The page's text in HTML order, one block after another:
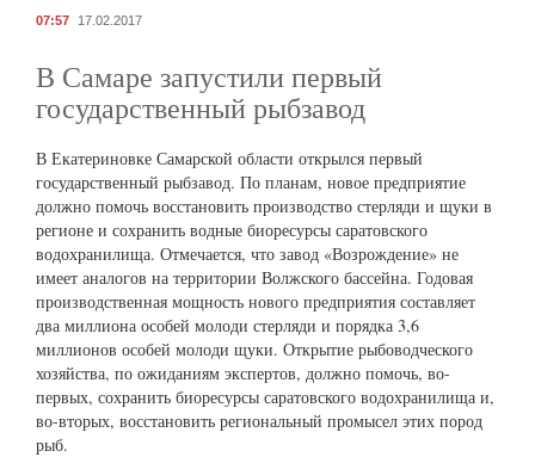
07:57 17.02.2017
В Самаре запустили первый
государственный рыбзавод
В Екатериновке Самарской области открылся первый
государственный рыбзавод. По планам, новое предприятие
должно помочь восстановить производство стерляди и щуки в
регионе и сохранить водные биоресурсы саратовского
водохранилища. Отмечается, что завод «Возрождение» не
имеет аналогов на территории Волжского бассейна. Годовая
производственная мощность нового предприятия составляет
два миллиона особей молоди стерляди и порядка 3,6
миллионов особей молоди щуки. Открытие рыбоводческого
хозяйства, по ожиданиям экспертов, должно помочь, во-
первых, сохранить биоресурсы саратовского водохранилища и,
во-вторых, восстановить региональный промысел этих пород
рыб.